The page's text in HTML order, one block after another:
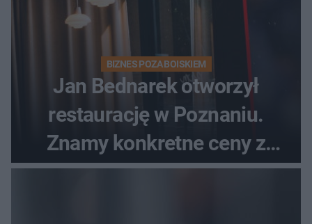
BIZNES POZA BOISKIEM
Jan Bednarek otworzył
restaurację w Poznaniu.
Znamy konkretne ceny z
menu